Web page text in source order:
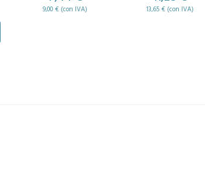
9,00 € (con IVA) 13,65 € (con IVA)